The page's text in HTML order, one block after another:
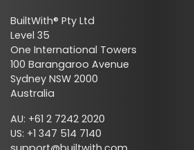
BuiltWith® Pty Ltd
Level 35
One International Towers
100 Barangaroo Avenue
Sydney NSW 2000
Australia
AU: +61 2 7242 2020
US: +1 347 514 7140